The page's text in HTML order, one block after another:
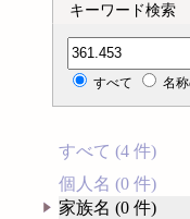
キーワード検索
分類記号検索
すべて 名
すべて (4 件)
個人名 (0 件)
家族名 (0 件)